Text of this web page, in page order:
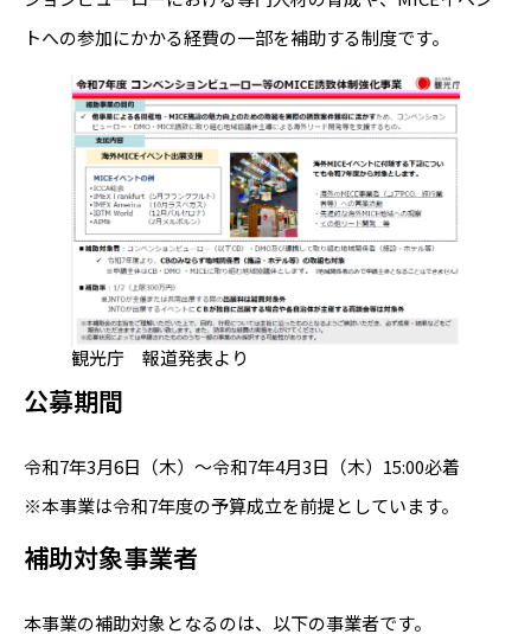
トへの参加にかかる経費の一部を補助する制度です。
観光庁 報道発表より
公募期間
令和7年3月6日（木）～令和7年4月3日（木）15:00必着
※本事業は令和7年度の予算成立を前提としています。
補助対象事業者
本事業の補助対象となるのは、以下の事業者です。